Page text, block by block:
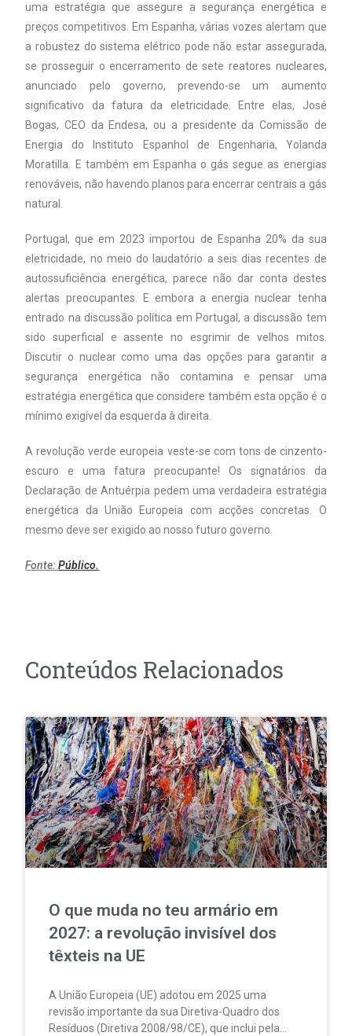
uma estratégia que assegure a segurança energética e
preços competitivos. Em Espanha, várias vozes alertam que
a robustez do sistema elétrico pode não estar assegurada,
se prosseguir o encerramento de sete reatores nucleares,
anunciado pelo governo, prevendo-se um aumento
significativo da fatura da eletricidade. Entre elas, José
Bogas, CEO da Endesa, ou a presidente da Comissão de
Energia do Instituto Espanhol de Engenharia, Yolanda
Moratilla. E também em Espanha o gás segue as energias
renováveis, não havendo planos para encerrar centrais a gás
natural.
Portugal, que em 2023 importou de Espanha 20% da sua
eletricidade, no meio do laudatório a seis dias recentes de
autossuficiência energética, parece não dar conta destes
alertas preocupantes. E embora a energia nuclear tenha
entrado na discussão política em Portugal, a discussão tem
sido superficial e assente no esgrimir de velhos mitos.
Discutir o nuclear como uma das opções para garantir a
segurança energética não contamina e pensar uma
estratégia energética que considere também esta opção é o
mínimo exigível da esquerda à direita.
A revolução verde europeia veste-se com tons de cinzento-
escuro e uma fatura preocupante! Os signatários da
Declaração de Antuérpia pedem uma verdadeira estratégia
energética da União Europeia com acções concretas. O
mesmo deve ser exigido ao nosso futuro governo.
Fonte:Público.
Conteúdos Relacionados
O que muda no teu armário em
2027: a revolução invisível dos
têxteis na UE
A União Europeia (UE) adotou em 2025 uma
revisão importante da sua Diretiva-Quadro dos
Resíduos (Diretiva 2008/98/CE), que inclui pela